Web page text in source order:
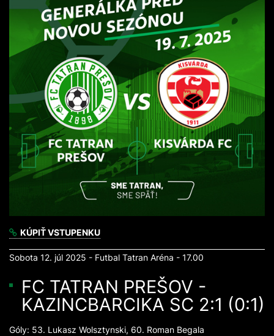
KÚPIŤ VSTUPENKU
Sobota 12. júl 2025 - Futbal Tatran Aréna - 17.00
FC TATRAN PREŠOV -
KAZINCBARCIKA SC 2:1 (0:1)
Góly: 53. Lukasz Wolsztynski, 60. Roman Begala